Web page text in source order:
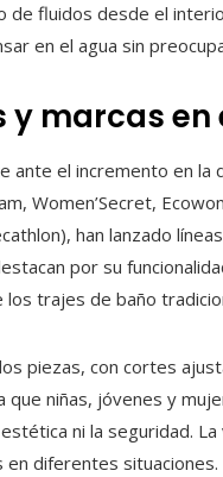
fluidos desde el
en el agua sin
y marcas
ante el incremento en
Women’Secret,
han lanzado
por su
los trajes de baño
piezas, con cortes
que niñas, jóvenes y
ni la seguridad.
diferentes situaciones.